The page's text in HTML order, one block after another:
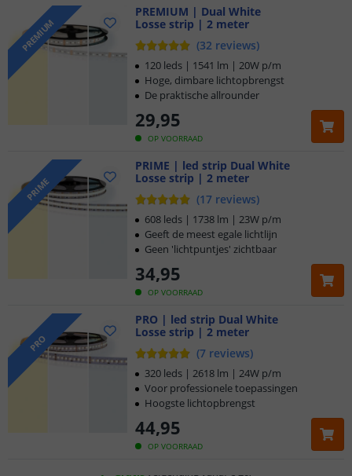
PREMIUM
PREMIUM | Dual White
Losse strip | 2 meter
(32 reviews)
OP VOORRAAD
29,95
120 leds | 1541 lm | 20W p/m
Hoge, dimbare lichtopbrengst
De praktische allrounder
PRIME
PRIME | led strip Dual White
Losse strip | 2 meter
(17 reviews)
OP VOORRAAD
34,95
608 leds | 1738 lm | 23W p/m
Geeft de meest egale lichtlijn
Geen 'lichtpuntjes' zichtbaar
PRO
PRO | led strip Dual White
Losse strip | 2 meter
(7 reviews)
OP VOORRAAD
44,95
320 leds | 2618 lm | 24W p/m
Voor professionele toepassingen
Hoogste lichtopbrengst
Klantbeoordeling 9.1
Voor 23:45 uur besteld,morgen in huis
5 jaar garantie
Gratis verzending vanaf € 20,-